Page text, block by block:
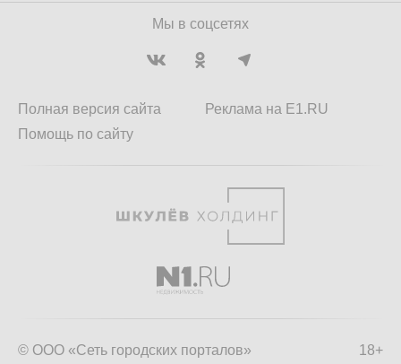
Мы в соцсетях
Полная версия сайта
Помощь по сайту
Реклама на E1.RU
18+
© ООО «Сеть городских порталов»